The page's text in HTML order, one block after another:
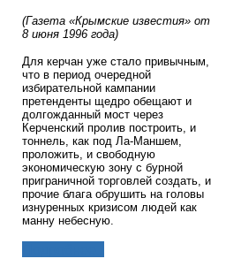
(Газета «Крымские известия» от
8 июня 1996 года)
Для керчан уже стало привычным,
что в период очередной
избирательной кампании
претенденты щедро обещают и
долгожданный мост через
Керченский пролив построить, и
тоннель, как под Ла-Маншем,
проложить, и свободную
экономическую зону с бурной
приграничной торговлей создать, и
прочие блага обрушить на головы
изнуренных кризисом людей как
манну небесную.